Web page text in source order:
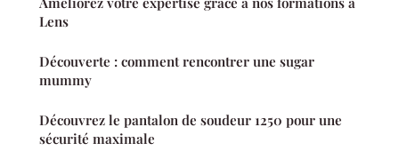
Lens
Découverte : comment rencontrer une sugar
mummy
Découvrez le pantalon de soudeur 1250 pour une
sécurité maximale